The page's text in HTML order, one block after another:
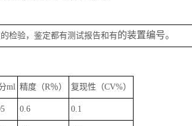
检验，鉴定都有测试报告和有的装置编号。
ml 精度（R％） 复现性（CV%）
0.6 0.1